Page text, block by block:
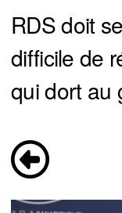
RDS doit
difficile de
qui dort au